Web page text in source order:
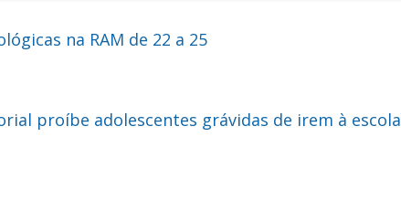
na RAM de 22 a 25
proíbe adolescentes grávidas de irem à escola